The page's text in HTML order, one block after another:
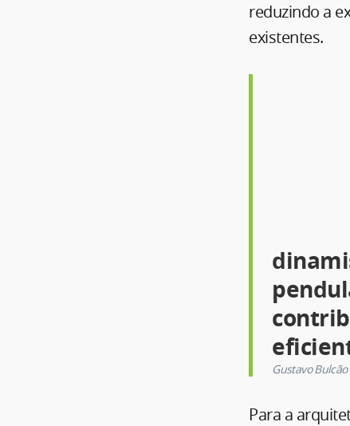
reduzindo a
existentes.
Gustavo
Para a